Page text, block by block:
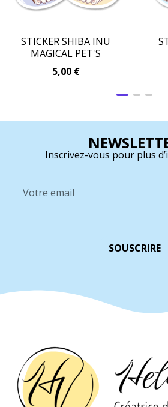
STICKER SHIBA INU
MAGICAL PET'S
5,00 €
Inscrivez-vous pour plus
SOUSCRIRE